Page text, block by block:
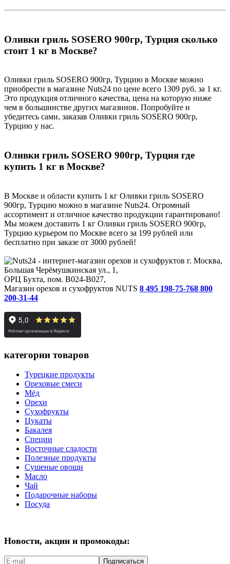
Оливки гриль SOSERO 900гр, Турция сколько
стоит 1 кг в Москве?
Оливки гриль SOSERO 900гр, Турцию в Москве можно
приобрести в магазине Nuts24 по цене всего 1309 руб. за 1 кг.
Это продукция отличного качества, цена на которую ниже
чем в большинстве других магазинов. Попробуйте и
убедитесь сами, заказав Оливки гриль SOSERO 900гр,
Турцию у нас.
Оливки гриль SOSERO 900гр, Турция где
купить 1 кг в Москве?
В Москве и области купить 1 кг Оливки гриль SOSERO
900гр, Турцию можно в магазине Nuts24. Огромный
ассортимент и отличное качество продукции гарантировано!
Мы можем доставить 1 кг Оливки гриль SOSERO 900гр,
Турцию курьером по Москве всего за 199 рублей или
бесплатно при заказе от 3000 рублей!
г. Москва,
Большая Черёмушкинская ул., 1,
ОРЦ Бухта, пом. B024-B027,
Магазин орехов и сухофруктов NUTS 8 495 198-75-768 800
200-31-44
категории товаров
Турецкие продукты
Ореховые смеси
Мёд
Орехи
Сухофрукты
Цукаты
Бакалея
Специи
Восточные сладости
Полезные продукты
Сушеные овощи
Масло
Чай
Подарочные наборы
Посуда
Новости, акции и промокоды:
Подписаться